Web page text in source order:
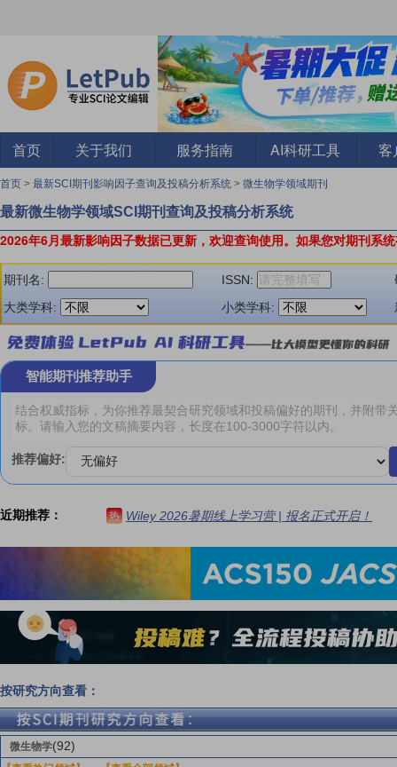
首页 关于我们 服务指南 AI科研工具 客
首页 > 最新SCI期刊影响因子查询及投稿分析系统 > 微生物学领域期刊
最新微生物学领域SCI期刊查询及投稿分析系统
2026年6月最新影响因子数据已更新，欢迎查询使用。 如果您对期刊系
期刊名: ISSN:
大类学科:
小类学科:
智能期刊推荐助手
推荐偏好:
近期推荐： 热 Wiley 2026暑期线上学习营 | 报名正式开启！
按研究方向查看：
微生物学(92)